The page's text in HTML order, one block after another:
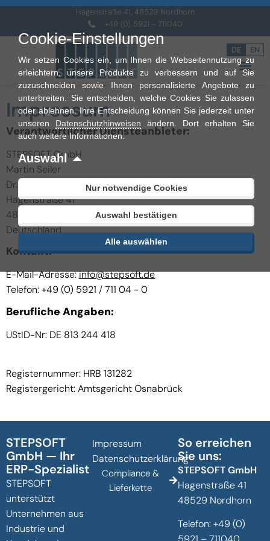
Hagenstraße 41, 48529 Nordhorn
+49 (0) 5921 - 711040
DE EN
Impressum
Verantwortlicher Diensteanbieter:
STEPSOFT GmbH
Martin Seiler
Dr. Christoph Husemann
Hagenstraße 41
48529 Nordhorn
Deutschland
Kontakt:
E-Mail-Adresse:info@stepsoft.de
Telefon: +49 (0) 5921 / 711 04 - 0
Berufliche Angaben:
UStID-Nr: DE 813 244 418
Registernummer: HRB 131282
Registergericht: Amtsgericht Osnabrück
STEPSOFT
GmbH — Ihr
ERP-Spezialist
STEPSOFT
unterstützt
Unternehmen aus
Industrie und
Impressum
Datenschutzerklärung
Compliance &
Lieferkette
So erreichen
Sie uns:
STEPSOFT GmbH
Hagenstraße 41
48529 Nordhorn
Telefon:+49 (0)
Cookie-Einstellungen
Wir setzen Cookies ein, um Ihnen die Webseitennutzung zu
erleichtern, unsere Produkte zu verbessern und auf Sie
zuzuschneiden sowie Ihnen personalisierte Angebote zu
unterbreiten. Sie entscheiden, welche Cookies Sie zulassen
oder ablehnen. Ihre Entscheidung können Sie jederzeit unter
unseren Datenschutzhinweisen ändern. Dort erhalten Sie
auch weitere Informationen.
Auswahl
Nur notwendige Cookies
Auswahl bestätigen
Alle auswählen